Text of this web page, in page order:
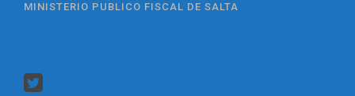
MINISTERIO PUBLICO FISCAL DE SALTA